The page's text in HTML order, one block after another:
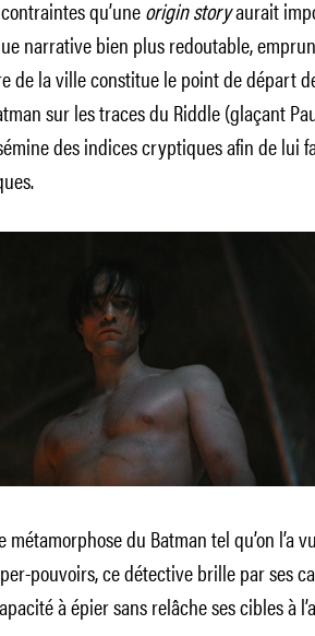
qu’uneorigin storyaurait
narrative bien plus redoutable,
de la ville constitue le point de départ
sur les traces du Riddle (glaçant
des indices cryptiques afin de lui
métamorphose du Batman tel qu’on l’a
pouvoirs, ce détective brille par ses
à épier sans relâche ses cibles à